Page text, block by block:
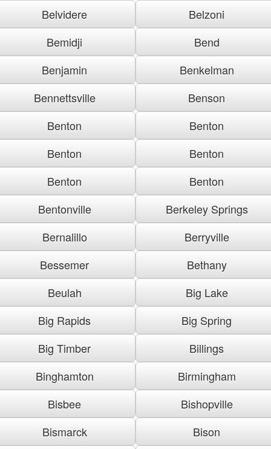
Belvidere
Belzoni
Bemidji
Bend
Benjamin
Benkelman
Bennettsville
Benson
Benton
Benton
Benton
Benton
Benton
Benton
Bentonville
Berkeley Springs
Bernalillo
Berryville
Bessemer
Bethany
Beulah
Big Lake
Big Rapids
Big Spring
Big Timber
Billings
Binghamton
Birmingham
Bisbee
Bishopville
Bismarck
Bison